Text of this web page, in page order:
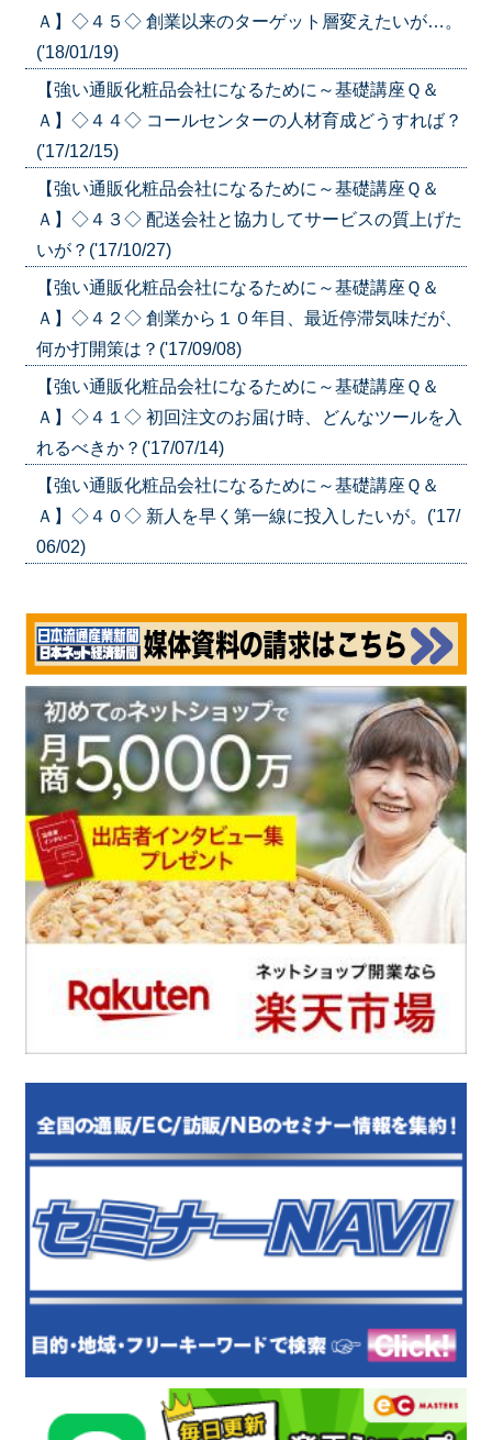
Ａ】◇４５◇ 創業以来のターゲット層変えたいが…。
('18/01/19)
【強い通販化粧品会社になるために～基礎講座Ｑ＆
Ａ】◇４４◇ コールセンターの人材育成どうすれば？
('17/12/15)
【強い通販化粧品会社になるために～基礎講座Ｑ＆
Ａ】◇４３◇ 配送会社と協力してサービスの質上げた
いが？('17/10/27)
【強い通販化粧品会社になるために～基礎講座Ｑ＆
Ａ】◇４２◇ 創業から１０年目、最近停滞気味だが、
何か打開策は？('17/09/08)
【強い通販化粧品会社になるために～基礎講座Ｑ＆
Ａ】◇４１◇ 初回注文のお届け時、どんなツールを入
れるべきか？('17/07/14)
【強い通販化粧品会社になるために～基礎講座Ｑ＆
Ａ】◇４０◇ 新人を早く第一線に投入したいが。('17/
06/02)